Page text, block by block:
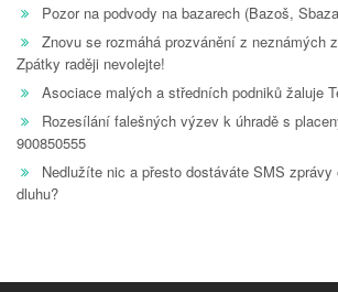
Pozor na podvody na bazarech (Bazoš,
Znovu se rozmáhá prozvánění z neznámých
Zpátky raději nevolejte!
Asociace malých a středních podniků žaluje
Rozesílání falešných výzev k úhradě s
900850555
Nedlužíte nic a přesto dostáváte SMS zprávy
dluhu?